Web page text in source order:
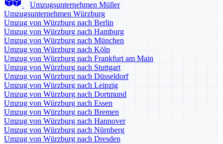
Umzugsunternehmen Müller
Umzugsunternehmen Würzburg
Umzug von Würzburg nach Berlin
Umzug von Würzburg nach Hamburg
Umzug von Würzburg nach München
Umzug von Würzburg nach Köln
Umzug von Würzburg nach Frankfurt am Main
Umzug von Würzburg nach Stuttgart
Umzug von Würzburg nach Düsseldorf
Umzug von Würzburg nach Leipzig
Umzug von Würzburg nach Dortmund
Umzug von Würzburg nach Essen
Umzug von Würzburg nach Bremen
Umzug von Würzburg nach Hannover
Umzug von Würzburg nach Nürnberg
Umzug von Würzburg nach Dresden